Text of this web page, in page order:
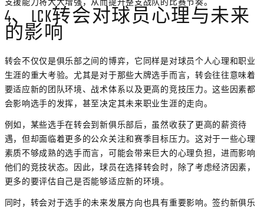
4、LCK转会对球员心理与未来
的影响
转会不仅仅是俱乐部之间的博弈，它同样是对球员个人心理和职业
生涯的重大考验。尤其是对于那些大牌选手而言，转会往往意味着
要适应新的团队环境、战术体系以及更高的竞技压力。这些因素都
会影响选手的发挥，甚至决定其未来职业生涯的走向。
例如，某些选手在转会到新俱乐部后，虽然收获了更高的薪资待
遇，但却面临着更多的公众关注和赛季目标压力。这对于一些心理
素质不够成熟的选手而言，可能会带来巨大的心理负担，进而影响
他们的竞技状态。因此，球员在选择转会时，除了考虑经济因素，
更多的要评估自己是否能够适应新的环境。
同时，转会对于选手的未来发展方向也具有重要影响。签约新俱乐